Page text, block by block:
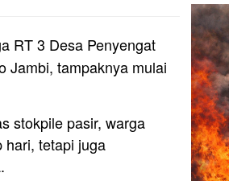
RT 3 Desa Penyengat
Jambi, tampaknya mulai
stokpile pasir, warga
hari, tetapi juga